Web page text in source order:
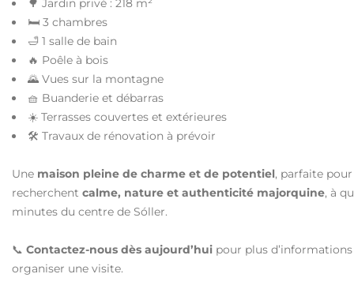
🌳 Jardin privé : 218 m²
🛏️ 3 chambres
🛁 1 salle de bain
🔥 Poêle à bois
🌄 Vues sur la montagne
🧺 Buanderie et débarras
☀️ Terrasses couvertes et extérieures
🛠️ Travaux de rénovation à prévoir
Une maison pleine de charme et de potentiel, parfaite
recherchent calme, nature et authenticité majorquine, à
minutes du centre de Sóller.
📞 Contactez-nous dès aujourd’hui pour plus
organiser une visite.